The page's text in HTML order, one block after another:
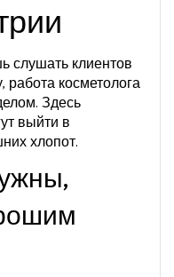
слушать клиентов
косметолога
Здесь
выйти в
хлопот.